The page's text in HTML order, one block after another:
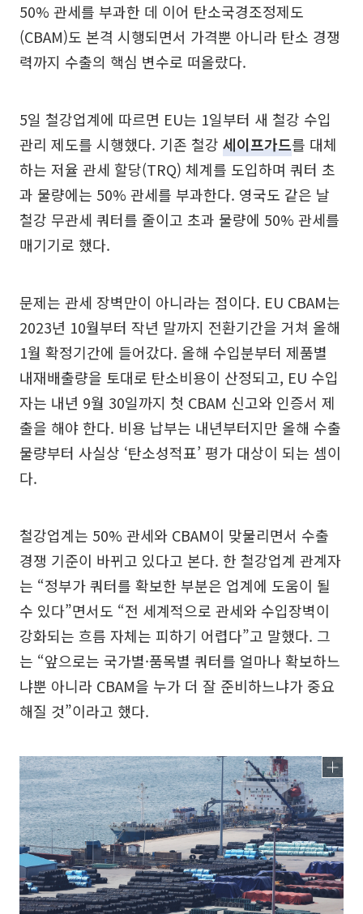
50% 관세를 부과한 데 이어 탄소국경조정제도
(CBAM)도 본격 시행되면서 가격뿐 아니라 탄소 경쟁
력까지 수출의 핵심 변수로 떠올랐다.
5일 철강업계에 따르면 EU는 1일부터 새 철강 수입
관리 제도를 시행했다. 기존 철강 세이프가드를 대체
하는 저율 관세 할당(TRQ) 체계를 도입하며 쿼터 초
과 물량에는 50% 관세를 부과한다. 영국도 같은 날
철강 무관세 쿼터를 줄이고 초과 물량에 50% 관세를
매기기로 했다.
문제는 관세 장벽만이 아니라는 점이다. EU CBAM는
2023년 10월부터 작년 말까지 전환기간을 거쳐 올해
1월 확정기간에 들어갔다. 올해 수입분부터 제품별
내재배출량을 토대로 탄소비용이 산정되고, EU 수입
자는 내년 9월 30일까지 첫 CBAM 신고와 인증서 제
출을 해야 한다. 비용 납부는 내년부터지만 올해 수출
물량부터 사실상 ‘탄소성적표’ 평가 대상이 되는 셈이
다.
철강업계는 50% 관세와 CBAM이 맞물리면서 수출
경쟁 기준이 바뀌고 있다고 본다. 한 철강업계 관계자
는 “정부가 쿼터를 확보한 부분은 업계에 도움이 될
수 있다”면서도 “전 세계적으로 관세와 수입장벽이
강화되는 흐름 자체는 피하기 어렵다”고 말했다. 그
는 “앞으로는 국가별·품목별 쿼터를 얼마나 확보하느
냐뿐 아니라 CBAM을 누가 더 잘 준비하느냐가 중요
해질 것”이라고 했다.